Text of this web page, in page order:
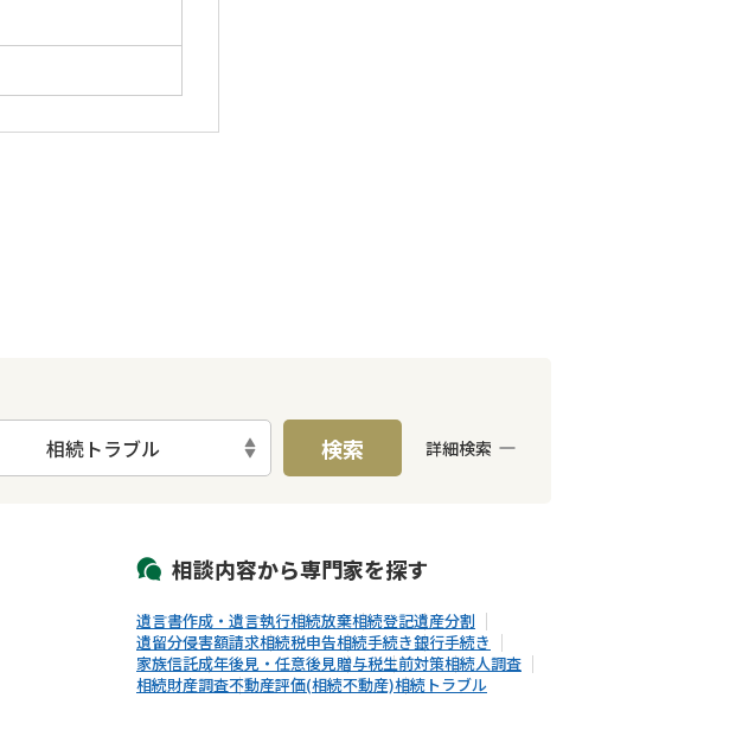
相続トラブル 検索 詳細検索
相談内容から専門家を探す
遺言書作成・遺言執行相続放棄相続登記遺産分割
遺留分侵害額請求相続税申告相続手続き銀行手続き
家族信託成年後見・任意後見贈与税生前対策相続人調査
相続財産調査不動産評価(相続不動産)相続トラブル